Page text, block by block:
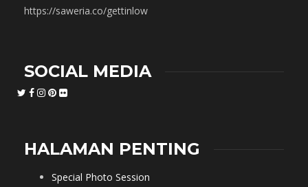
https://saweria.co/gettinlow
SOCIAL MEDIA
HALAMAN PENTING
Special Photo Session